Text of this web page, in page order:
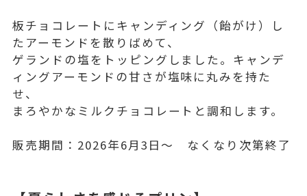
板チョコレートにキャンディング（飴がけ）し
たアーモンドを散りばめて、
ゲランドの塩をトッピングしました。キャンデ
ィングアーモンドの甘さが塩味に丸みを持た
せ、
まろやかなミルクチョコレートと調和します。
販売期間：2026年6月3日～ なくなり次第終了